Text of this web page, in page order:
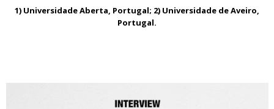
1) Universidade Aberta, Portugal; 2) Universidade de Aveiro,
Portugal.